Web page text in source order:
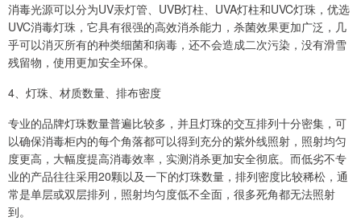
消毒光源可以分为UV汞灯管、UVB灯柱、UVA灯柱和UVC灯珠，优选
UVC消毒灯珠，它具有很强的高效消杀能力，杀菌效果更加广泛，几
乎可以消灭所有的种类细菌和病毒，还不会造成二次污染，没有滑雪
残留物，使用更加安全环保。
4、灯珠、材质数量、排布密度
专业的品牌灯珠数量普遍比较多，并且灯珠的交互排列十分密集，可
以确保消毒柜内的每个角落都可以得到充分的紫外线照射，照射均匀
度更高，大幅度提高消毒效率，实测消杀更加安全彻底。而低劣不专
业的产品往往采用20颗以及一下的灯珠数量，排列密度比较稀松，通
常是单层或双层排列，照射均匀度低不全面，很多死角都无法照射
到。